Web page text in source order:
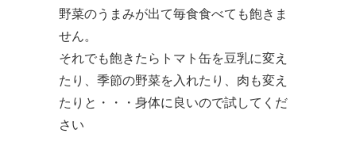
野菜のうまみが出て毎食食べても飽きま
せん。
それでも飽きたらトマト缶を豆乳に変え
たり、季節の野菜を入れたり、肉も変え
たりと・・・身体に良いので試してくだ
さい